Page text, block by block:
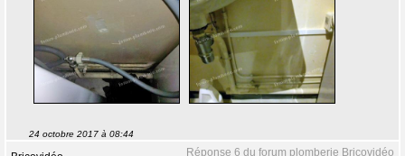
24 octobre 2017 à 08:44
Réponse 6 du forum plomberie Bricovidéo